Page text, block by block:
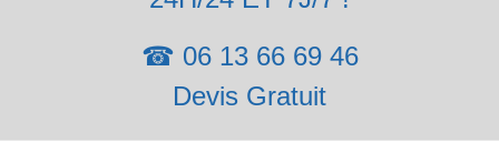
☎ 06 13 66 69 46
Devis Gratuit